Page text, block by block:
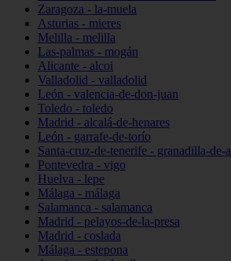
Zaragoza - la-muela
Asturias - mieres
Melilla - melilla
Las-palmas - mogán
Alicante - alcoi
Valladolid - valladolid
León - valencia-de-don-juan
Toledo - toledo
Madrid - alcalá-de-henares
León - garrafe-de-torío
Santa-cruz-de-tenerife - granadilla-de-
Pontevedra - vigo
Huelva - lepe
Málaga - málaga
Salamanca - salamanca
Madrid - pelayos-de-la-presa
Madrid - coslada
Málaga - estepona